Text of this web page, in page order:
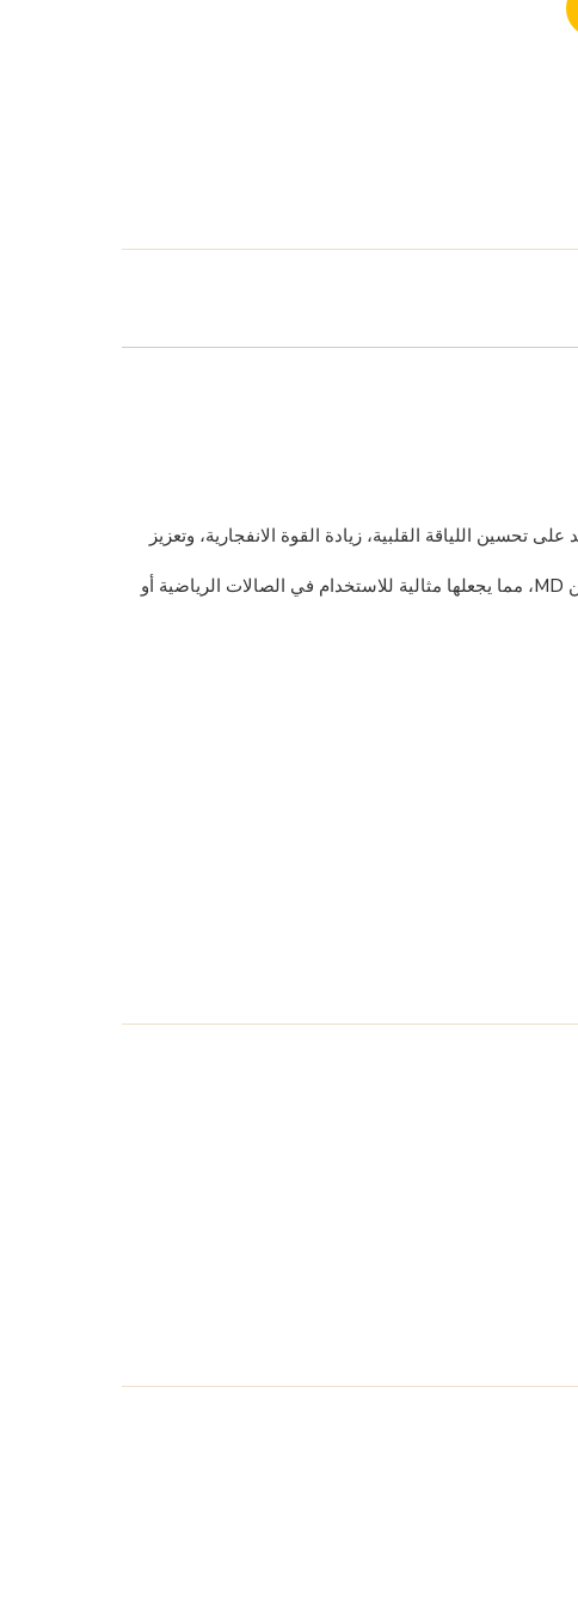
تحسين اللياقة القلبية، زيادة القوة الانفجارية، وتعزيز
تتميز بتصميم متين مع خياطة مزدوجة معززة لتحمّل الاستخدام المكثف، وغطاء PVC عالي الجودة بطابع جرافيتي حصري من MD، مما يجعلها مثالية للاستخدام في الصالات الرياضية أو